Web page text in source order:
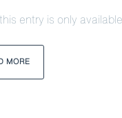
entry is only
MORE